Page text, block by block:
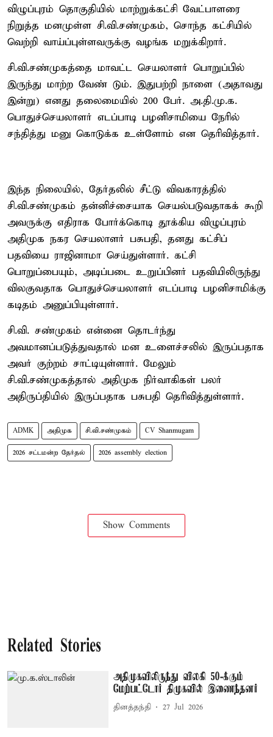
விழுப்புரம் தொகுதியில் மாற்றுக்கட்சி வேட்பாளரை
நிறுத்த மனமுள்ள சி.வி.சண்முகம், சொந்த கட்சியில்
வெற்றி வாய்ப்புள்ளவருக்கு வழங்க மறுக்கிறார்.
சி.வி.சண்முகத்தை மாவட்ட செயலாளர் பொறுப்பில்
இருந்து மாற்ற வேண் டும். இதுபற்றி நாளை (அதாவது
இன்று) எனது தலைமையில் 200 பேர். அ.தி.மு.க.
பொதுச்செயலாளர் எடப்பாடி பழனிசாமியை நேரில்
சந்தித்து மனு கொடுக்க உள்ளோம் என தெரிவித்தார்.
இந்த நிலையில், தேர்தலில் சீட்டு விவகாரத்தில்
சி.வி.சண்முகம் தன்னிச்சையாக செயல்படுவதாகக் கூறி
அவருக்கு எதிராக போர்க்கொடி தூக்கிய விழுப்புரம்
அதிமுக நகர செயலாளர் பசுபதி, தனது கட்சிப்
பதவியை ராஜினாமா செய்துள்ளார். கட்சி
பொறுப்பையும், அடிப்படை உறுப்பினர் பதவியிலிருந்து
விலகுவதாக பொதுச்செயலாளர் எடப்பாடி பழனிசாமிக்கு
கடிதம் அனுப்பியுள்ளார்.
சி.வி. சண்முகம் என்னை தொடர்ந்து
அவமானப்படுத்துவதால் மன உளைச்சலில் இருப்பதாக
அவர் குற்றம் சாட்டியுள்ளார். மேலும்
சி.வி.சண்முகத்தால் அதிமுக நிர்வாகிகள் பலர்
அதிருப்தியில் இருப்பதாக பசுபதி தெரிவித்துள்ளார்.
ADMK அதிமுக சி.வி.சண்முகம் CV Shanmugam
2026 சட்டமன்ற தேர்தல் 2026 assembly election
Show Comments
Related Stories
அதிமுகவிலிருந்து விலகி 50-க்கும்
மேற்பட்டோர் திமுகவில் இணைந்தனர்
தினத்தந்தி 27 Jul 2026